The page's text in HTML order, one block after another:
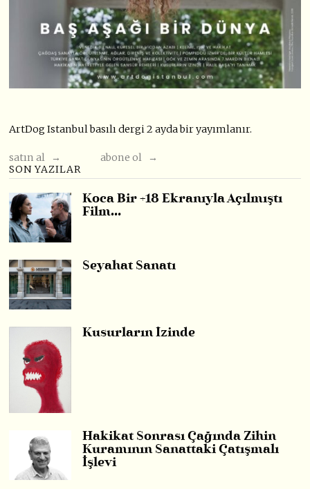
ArtDog Istanbul basılı dergi 2 ayda bir yayımlanır.
satın al →
abone ol →
SON YAZILAR
Koca Bir +18 Ekranıyla Açılmıştı
Film…
Seyahat Sanatı
Kusurların İzinde
Hakikat Sonrası Çağında Zihin
Kuramının Sanattaki Çatışmalı
İşlevi